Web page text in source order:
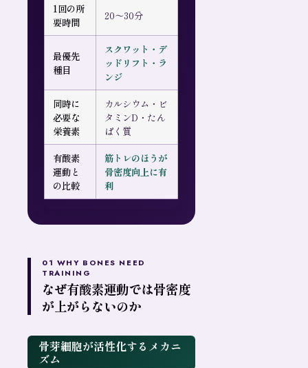
1回の所
要時間
20〜30分
最優先
種目
スクワット・デ
ッドリフト・ラ
ンジ
同時に
必要な
栄養素
カルシウム・ビ
タミンD・たん
ぱく質
有酸素
運動と
の比較
筋トレのほうが
骨密度向上に有
利
01 WHY BONES NEED
TRAINING
なぜ有酸素運動では骨密度
が上がらないのか
骨芽細胞が活性化するメカニ
ズム